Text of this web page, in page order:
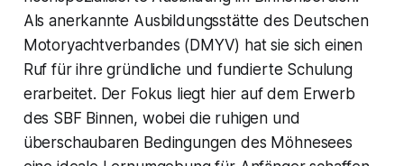
Als anerkannte Ausbildungsstätte des Deutschen
Motoryachtverbandes (DMYV) hat sie sich einen
Ruf für ihre gründliche und fundierte Schulung
erarbeitet. Der Fokus liegt hier auf dem Erwerb
des SBF Binnen, wobei die ruhigen und
überschaubaren Bedingungen des Möhnesees